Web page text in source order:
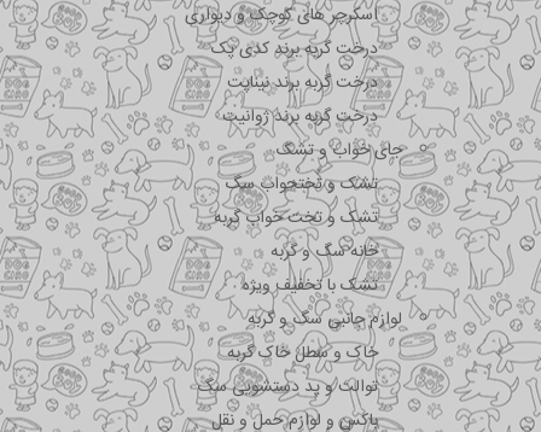
اسکرچر های کوچک و دیواری
درخت گربه برند کدی پک
درخت گربه برند نیناپت
درخت گربه برند ژوانیت
جای خواب و تشک
تشک و تختحواب سگ
تشک و تخت خواب گربه
خانه سگ و گربه
تشک با تخفیف ویژه
لوازم جانبی سگ و گربه
خاک و سطل خاک گربه
توالت و پد دستشویی سگ
باکس و لوازم حمل و نقل